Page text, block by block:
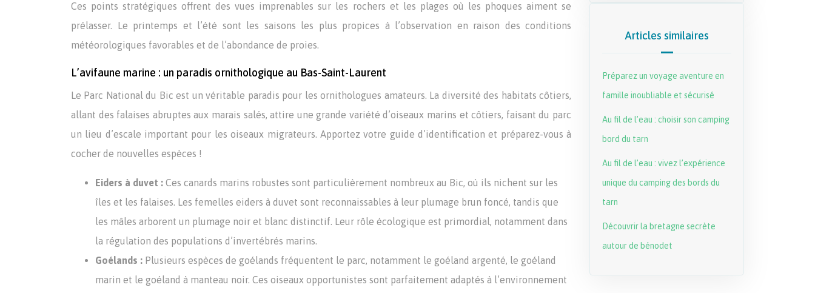
Ces points stratégiques offrent des vues imprenables sur les rochers et les plages où les phoques aiment se
prélasser. Le printemps et l’été sont les saisons les plus propices à l’observation en raison des conditions
météorologiques favorables et de l’abondance de proies.
L’avifaune marine : un paradis ornithologique au Bas-Saint-Laurent
Le Parc National du Bic est un véritable paradis pour les ornithologues amateurs. La diversité des habitats côtiers,
allant des falaises abruptes aux marais salés, attire une grande variété d’oiseaux marins et côtiers, faisant du parc
un lieu d’escale important pour les oiseaux migrateurs. Apportez votre guide d’identification et préparez-vous à
cocher de nouvelles espèces !
Eiders à duvet : Ces canards marins robustes sont particulièrement nombreux au Bic, où ils nichent sur les
îles et les falaises. Les femelles eiders à duvet sont reconnaissables à leur plumage brun foncé, tandis que
les mâles arborent un plumage noir et blanc distinctif. Leur rôle écologique est primordial, notamment dans
la régulation des populations d’invertébrés marins.
Goélands : Plusieurs espèces de goélands fréquentent le parc, notamment le goéland argenté, le goéland
marin et le goéland à manteau noir. Ces oiseaux opportunistes sont parfaitement adaptés à l’environnement
Articles similaires
Préparez un voyage aventure en
famille inoubliable et sécurisé
Au fil de l’eau : choisir son camping
bord du tarn
Au fil de l’eau : vivez l’expérience
unique du camping des bords du
tarn
Découvrir la bretagne secrète
autour de bénodet